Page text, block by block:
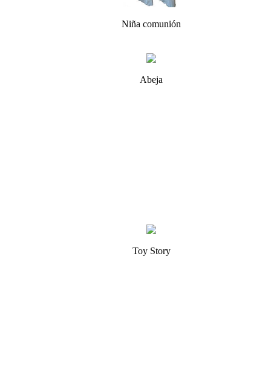
Niña comunión
Abeja
Toy Story